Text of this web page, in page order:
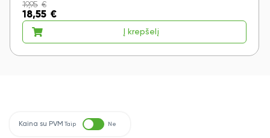
19,95 €
18,55 €
Į krepšelį
Kaina su PVM Taip Ne